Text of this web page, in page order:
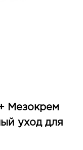
Мезокрем
уход для